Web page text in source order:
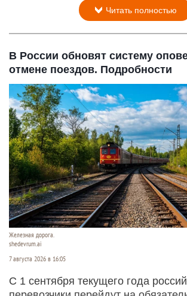
Читать полностью
В России обновят систему
отмене поездов. Подробности
Железная дорога.
shedevrum.ai
7 августа 2026 в 16:05
С 1 сентября текущего года